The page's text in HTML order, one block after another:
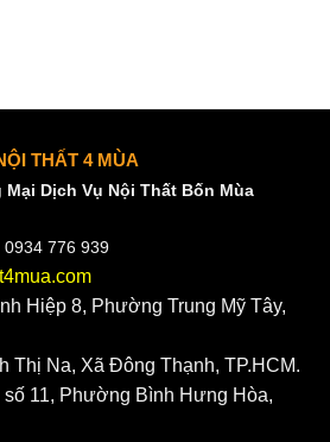
THẤT 4 MÙA
Dịch Vụ Nội Thất Bốn Mùa
776 939
Hiệp 8, Phường Trung Mỹ Tây,
Thị Na, Xã Đông Thạnh, TP.HCM.
11, Phường Bình Hưng Hòa,